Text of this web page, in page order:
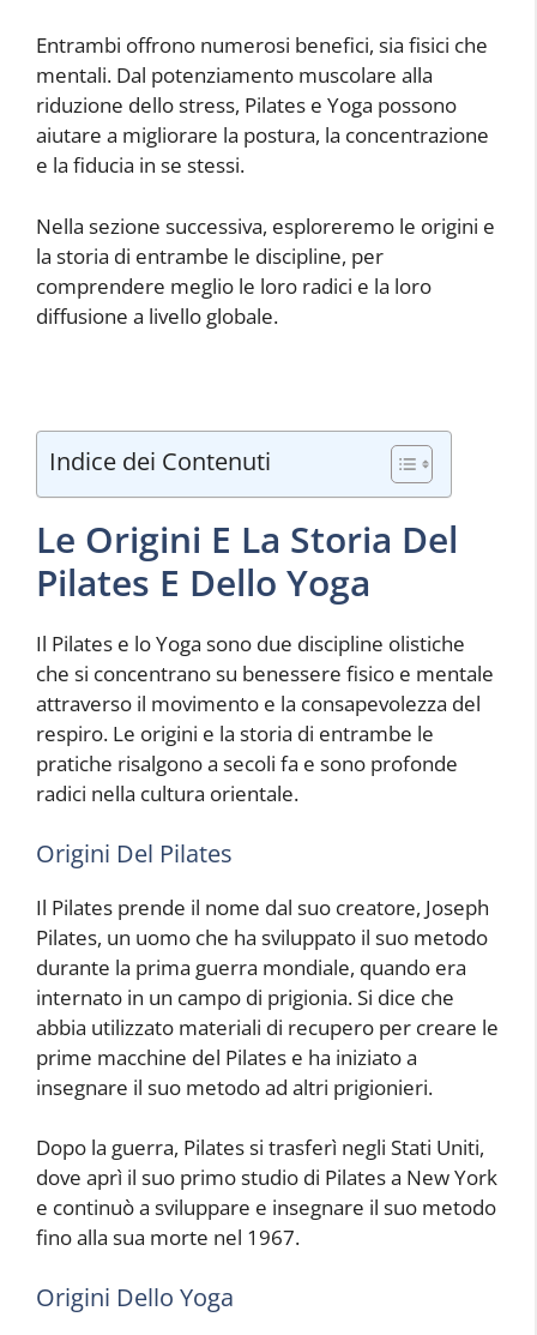
Entrambi offrono numerosi benefici, sia fisici che
mentali. Dal potenziamento muscolare alla
riduzione dello stress, Pilates e Yoga possono
aiutare a migliorare la postura, la concentrazione
e la fiducia in se stessi.
Nella sezione successiva, esploreremo le origini e
la storia di entrambe le discipline, per
comprendere meglio le loro radici e la loro
diffusione a livello globale.
Indice dei Contenuti
Le Origini E La Storia Del
Pilates E Dello Yoga
Il Pilates e lo Yoga sono due discipline olistiche
che si concentrano su benessere fisico e mentale
attraverso il movimento e la consapevolezza del
respiro. Le origini e la storia di entrambe le
pratiche risalgono a secoli fa e sono profonde
radici nella cultura orientale.
Origini Del Pilates
Il Pilates prende il nome dal suo creatore, Joseph
Pilates, un uomo che ha sviluppato il suo metodo
durante la prima guerra mondiale, quando era
internato in un campo di prigionia. Si dice che
abbia utilizzato materiali di recupero per creare le
prime macchine del Pilates e ha iniziato a
insegnare il suo metodo ad altri prigionieri.
Dopo la guerra, Pilates si trasferì negli Stati Uniti,
dove aprì il suo primo studio di Pilates a New York
e continuò a sviluppare e insegnare il suo metodo
fino alla sua morte nel 1967.
Origini Dello Yoga